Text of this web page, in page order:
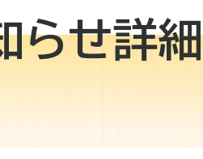
らせ詳細